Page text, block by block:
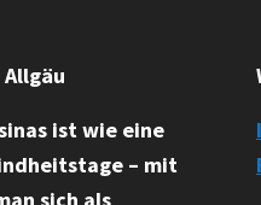
ist wie eine
– mit